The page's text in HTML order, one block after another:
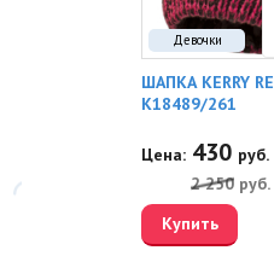
руб.
Девочки
ШАПКА KERRY
K18489/261
Цена: 430 руб.
2 250 руб.
Купить